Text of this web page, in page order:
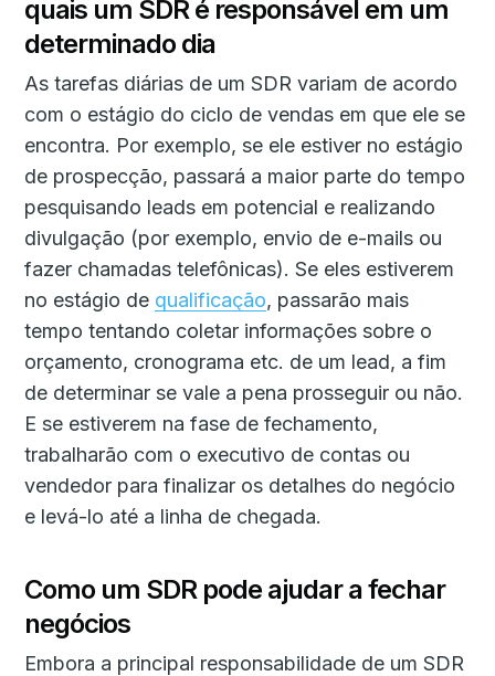
quais um SDR é responsável em um
determinado dia
As tarefas diárias de um SDR variam de acordo
com o estágio do ciclo de vendas em que ele se
encontra. Por exemplo, se ele estiver no estágio
de prospecção, passará a maior parte do tempo
pesquisando leads em potencial e realizando
divulgação (por exemplo, envio de e-mails ou
fazer chamadas telefônicas). Se eles estiverem
no estágio de qualificação, passarão mais
tempo tentando coletar informações sobre o
orçamento, cronograma etc. de um lead, a fim
de determinar se vale a pena prosseguir ou não.
E se estiverem na fase de fechamento,
trabalharão com o executivo de contas ou
vendedor para finalizar os detalhes do negócio
e levá-lo até a linha de chegada.
Como um SDR pode ajudar a fechar
negócios
Embora a principal responsabilidade de um SDR